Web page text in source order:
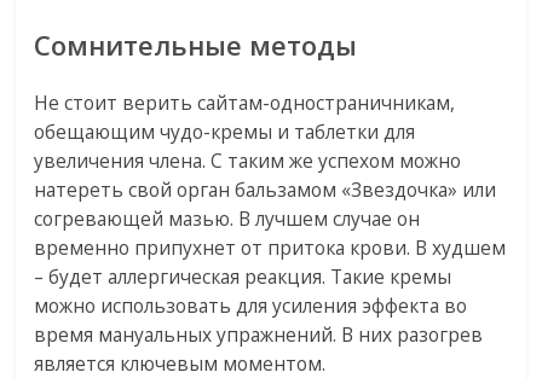
Сомнительные методы
Не стоит верить сайтам-одностраничникам,
обещающим чудо-кремы и таблетки для
увеличения члена. С таким же успехом можно
натереть свой орган бальзамом «Звездочка» или
согревающей мазью. В лучшем случае он
временно припухнет от притока крови. В худшем
– будет аллергическая реакция. Такие кремы
можно использовать для усиления эффекта во
время мануальных упражнений. В них разогрев
является ключевым моментом.